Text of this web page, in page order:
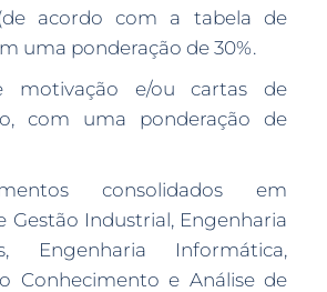
acordo com a tabela de
uma ponderação de 30%.
motivação e/ou cartas de
com uma ponderação de
consolidados em
Gestão Industrial, Engenharia
Engenharia Informática,
Conhecimento e Análise de